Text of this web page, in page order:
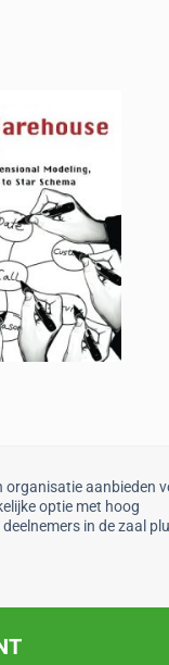
organisatie aanbieden
optie met hoog
in de zaal